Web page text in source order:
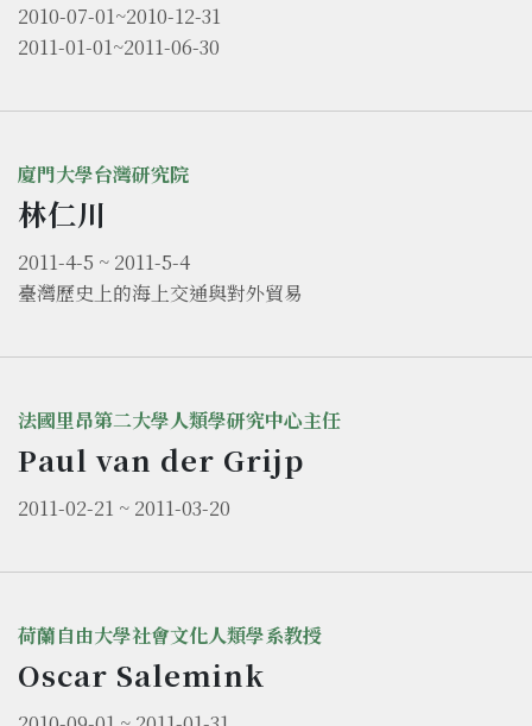
2010-07-01~2010-12-31
2011-01-01~2011-06-30
廈門大學台灣研究院
林仁川
2011-4-5 ~ 2011-5-4
臺灣歷史上的海上交通與對外貿易
法國里昂第二大學人類學研究中心主任
Paul van der Grijp
2011-02-21 ~ 2011-03-20
荷蘭自由大學社會文化人類學系教授
Oscar Salemink